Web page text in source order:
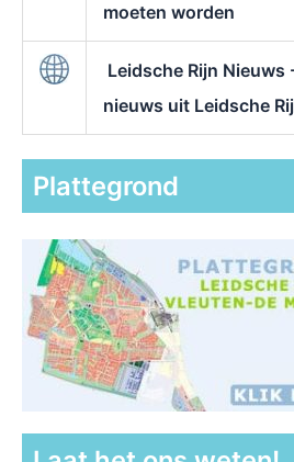
moeten worden
Leidsche Rijn Nieuws
nieuws uit Leidsche
Plattegrond